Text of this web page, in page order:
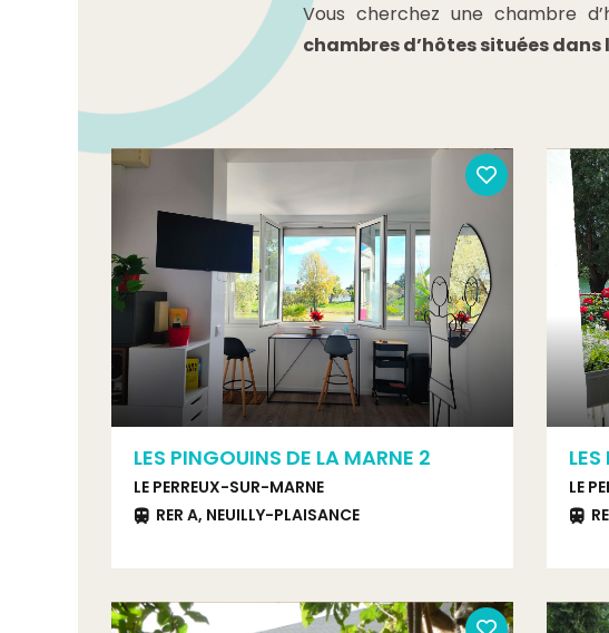
Vous cherchez une chambre
chambres d’hôtes situées dans
LES PINGOUINS DE LA MARNE 2
LE PERREUX-SUR-MARNE
RER A, NEUILLY-PLAISANCE
LE